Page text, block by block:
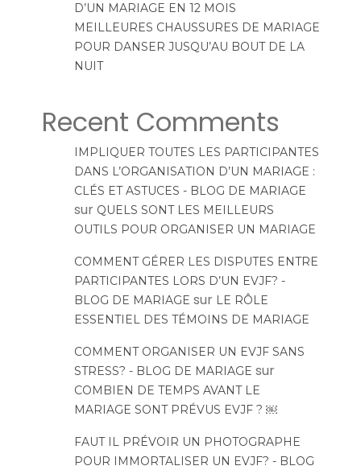
D’UN MARIAGE EN 12 MOIS
MEILLEURES CHAUSSURES DE MARIAGE
POUR DANSER JUSQU’AU BOUT DE LA
NUIT
Recent Comments
IMPLIQUER TOUTES LES PARTICIPANTES
DANS L’ORGANISATION D’UN MARIAGE :
CLÉS ET ASTUCES - BLOG DE MARIAGE
sur QUELS SONT LES MEILLEURS
OUTILS POUR ORGANISER UN MARIAGE
COMMENT GÉRER LES DISPUTES ENTRE
PARTICIPANTES LORS D’UN EVJF? -
BLOG DE MARIAGE sur LE RÔLE
ESSENTIEL DES TÉMOINS DE MARIAGE
COMMENT ORGANISER UN EVJF SANS
STRESS? - BLOG DE MARIAGE sur
COMBIEN DE TEMPS AVANT LE
MARIAGE SONT PRÉVUS EVJF ? ￼
FAUT IL PRÉVOIR UN PHOTOGRAPHE
POUR IMMORTALISER UN EVJF? - BLOG